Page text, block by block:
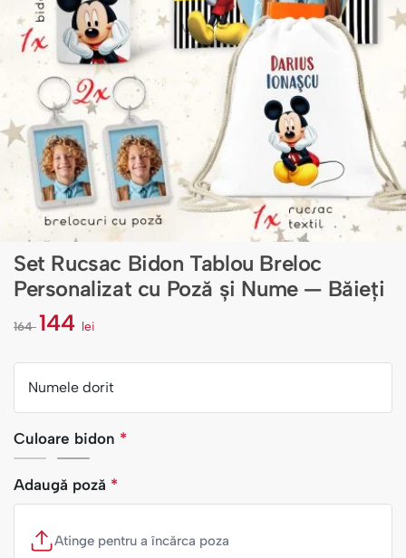
Set Rucsac Bidon Tablou Breloc
Personalizat cu Poză și Nume — Băieți
164
i
144 lei
Numele dorit
Culoare bidon *
Adaugă poză *
Atinge pentru a încărca poza